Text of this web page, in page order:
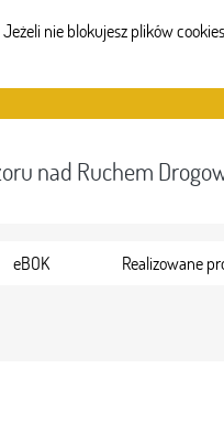
nie blokujesz plików
nad Ruchem
eBOK Realizowane